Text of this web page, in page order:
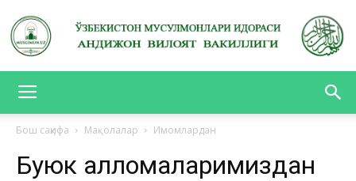
ВИЛОЯТ
Бош саҳифа Мақолалар Имомлардан
Буюк алломаларимиздан